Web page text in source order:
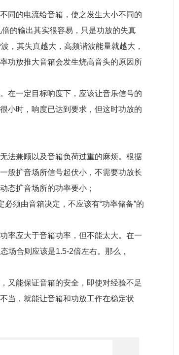
同的电流给音箱，使之发生大小不同的
的输出其实很容易，只是功放的失真
，其失真越大，高频谐波能量就越大，
功放推大音箱会发生烧高音头的原因所
在一定目标响度下，应该让音乐信号的
小时，响度已达到要求，但这时功放的
法兼顾以及音箱负荷过重的麻烦。根据
般扩音场所信号起伏小，不需要功放长
态扩音场所的功率要小；
须由音箱决定，不应该有“功率储备”的
率应大于音箱功率，但不能太大。在一
场合则应该是1.5-2倍左右。那么，
又能保证音箱的安全，即使对经验不足
当，就能让音箱和功放工作在稳定状